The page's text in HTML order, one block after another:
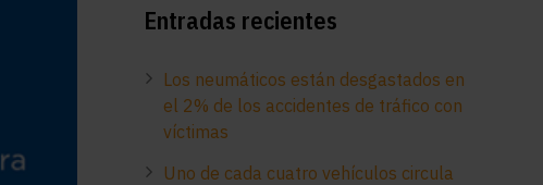
Entradas recientes
Los neumáticos están desgastados en
el 2% de los accidentes de tráfico con
víctimas
Uno de cada cuatro vehículos circula